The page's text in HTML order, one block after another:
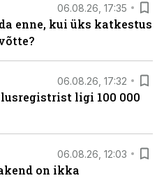
06.08.26, 17:35
enne, kui üks katkestus
06.08.26, 17:32
ligi 100 000
06.08.26, 12:03
on ikka